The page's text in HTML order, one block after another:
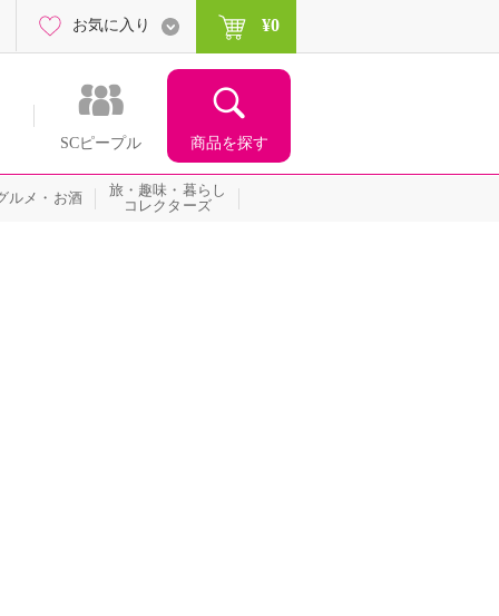
SCピープル 商品を探す
お気に入り ¥0
ルメ・お酒
旅・趣味・暮らし
コレクターズ